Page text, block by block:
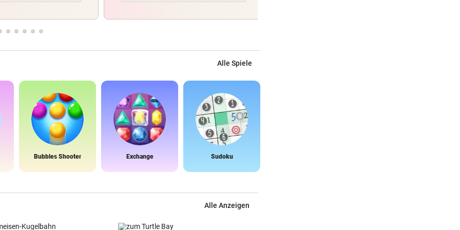
Alle Spiele
Bubbles Shooter Exchange Sudoku
Alle Anzeigen